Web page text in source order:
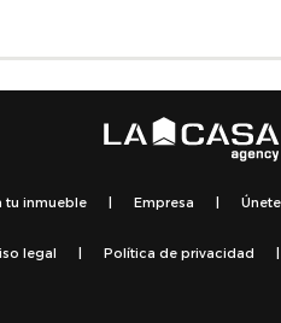
tu inmueble | Empresa |
legal | Política de privacidad |